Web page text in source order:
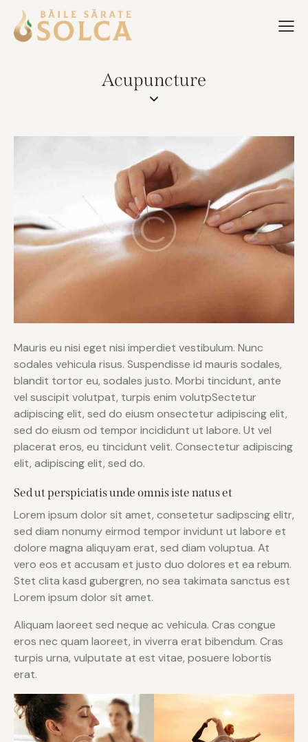
Acupuncture
Mauris eu nisi eget nisi imperdiet vestibulum. Nunc
sodales vehicula risus. Suspendisse id mauris sodales,
blandit tortor eu, sodales justo. Morbi tincidunt, ante
vel suscipit volutpat, turpis enim volutpSectetur
adipiscing elit, sed do eiusm onsectetur adipiscing elit,
sed do eiusm od tempor incididunt ut labore. Ut vel
placerat eros, eu tincidunt velit. Consectetur adipiscing
elit, adipiscing elit, sed do.
Sed ut perspiciatis unde omnis iste natus et
Lorem ipsum dolor sit amet, consetetur sadipscing elitr,
sed diam nonumy eirmod tempor invidunt ut labore et
dolore magna aliquyam erat, sed diam voluptua. At
vero eos et accusam et justo duo dolores et ea rebum.
Stet clita kasd gubergren, no sea takimata sanctus est
Lorem ipsum dolor sit amet.
Aliquam laoreet sed neque ac vehicula. Cras congue
eros nec quam laoreet, in viverra erat bibendum. Cras
turpis urna, vulputate at est vitae, posuere lobortis
erat.